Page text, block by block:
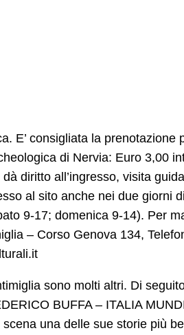
E’ consigliata la prenotazione
di Nervia: Euro 3,00
diritto all’ingresso, visita
al sito anche nei due giorni
9-17; domenica 9-14). Per
– Corso Genova 134,
sono molti altri. Di
BUFFA – ITALIA
una delle sue storie più